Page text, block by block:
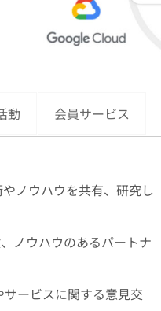
動 会員サービス
ノウハウを共有、研究し
ノウハウのあるパートナ
ービスに関する意見交